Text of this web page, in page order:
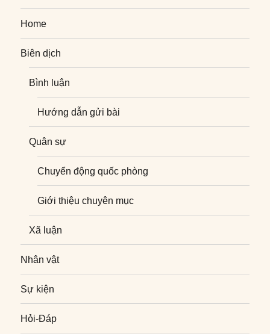
Home
Biên dịch
Bình luận
Hướng dẫn gửi bài
Quân sự
Chuyển động quốc phòng
Giới thiệu chuyên mục
Xã luận
Nhân vật
Sự kiện
Hỏi-Đáp